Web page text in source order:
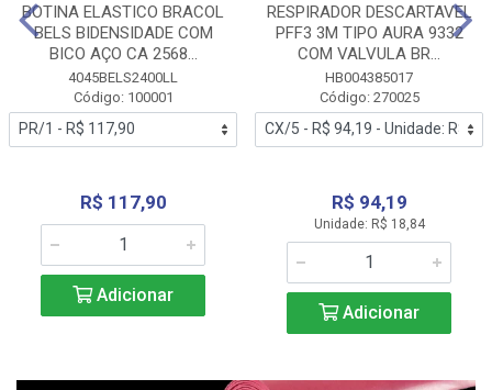
BOTINA ELASTICO BRACOL
BELS BIDENSIDADE COM
BICO AÇO CA 2568...
4045BELS2400LL
Código: 100001
R$ 117,90
Adicionar
RESPIRADOR DESCARTAVEL
PFF3 3M TIPO AURA 9332
COM VALVULA BR...
HB004385017
Código: 270025
R$ 94,19
Unidade: R$ 18,84
Adicionar